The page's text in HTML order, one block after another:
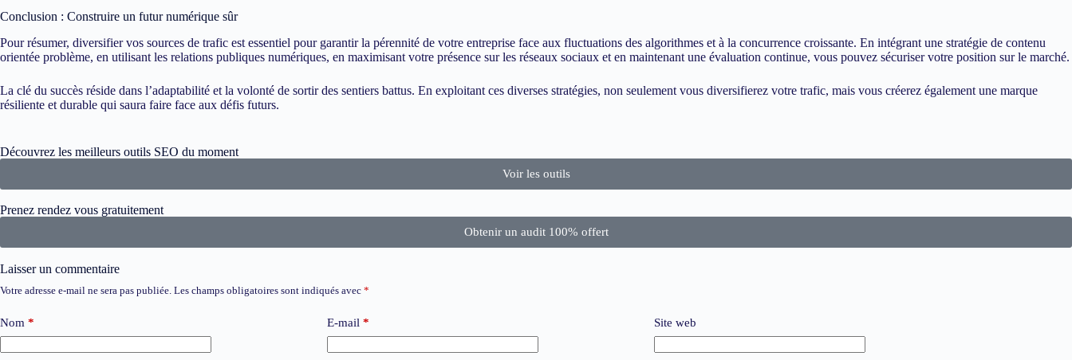
Conclusion : Construire un futur numérique sûr
Pour résumer, diversifier vos sources de trafic est essentiel pour garantir la pérennité de votre entreprise face aux fluctuations des algorithmes et à la concurrence croissante. En intégrant une stratégie de contenu
orientée problème, en utilisant les relations publiques numériques, en maximisant votre présence sur les réseaux sociaux et en maintenant une évaluation continue, vous pouvez sécuriser votre position sur le marché.
La clé du succès réside dans l’adaptabilité et la volonté de sortir des sentiers battus. En exploitant ces diverses stratégies, non seulement vous diversifierez votre trafic, mais vous créerez également une marque
résiliente et durable qui saura faire face aux défis futurs.
Découvrez les meilleurs outils SEO du moment
Voir les outils
Prenez rendez vous gratuitement
Obtenir un audit 100% offert
Laisser un commentaire
Votre adresse e-mail ne sera pas publiée. Les champs obligatoires sont indiqués avec *
Nom * E-mail * Site web